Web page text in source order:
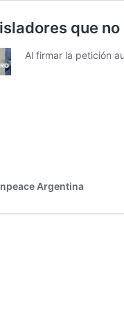
que
Al firmar la petición
Argentina